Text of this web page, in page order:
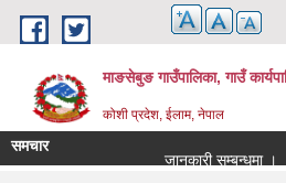
Skip to main content
माङसेबुङ गाउँपालिका, गाउँ
कोशी प्रदेश, ईलाम, नेपाल
समचार
जानकारी सम्बन्धमा ।